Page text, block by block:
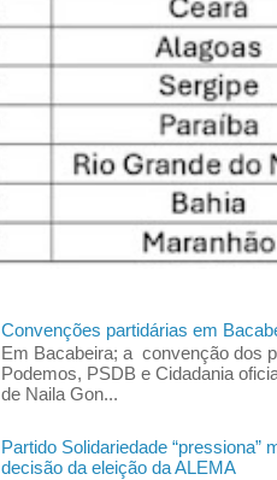
Convenções partidárias em
Em Bacabeira; a convenção dos
Podemos, PSDB e Cidadania
de Naila Gon...
Partido Solidariedade “pressiona”
decisão da eleição da ALEMA